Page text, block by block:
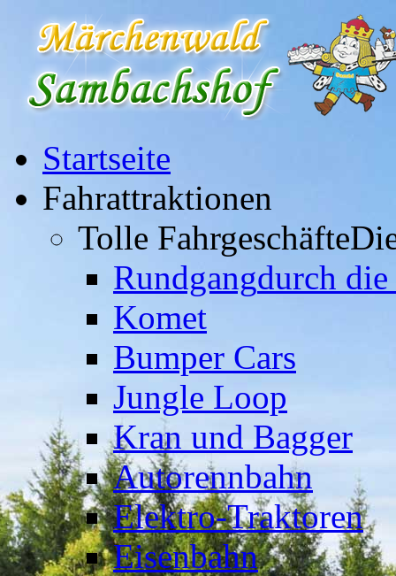
Startseite
Fahrattraktionen
Tolle Fahrgeschäfte
Rundgangdurch die
Komet
Bumper Cars
Jungle Loop
Kran und Bagger
Autorennbahn
Elektro-Traktoren
Eisenbahn